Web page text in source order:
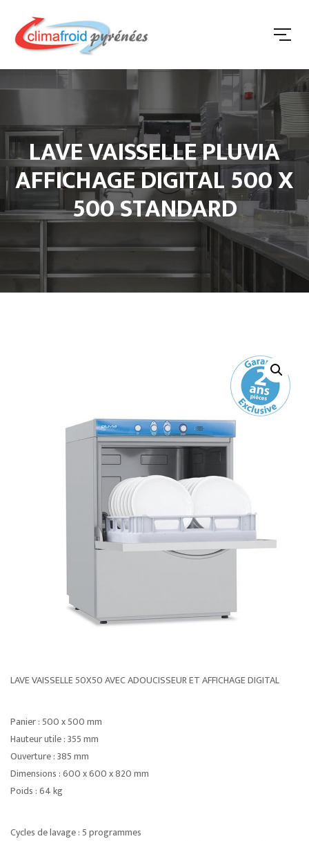
LAVE VAISSELLE PLUVIA
AFFICHAGE DIGITAL 500 X
500 STANDARD
LAVE VAISSELLE 50X50 AVEC ADOUCISSEUR ET AFFICHAGE DIGITAL
Panier : 500 x 500 mm
Hauteur utile : 355 mm
Ouverture : 385 mm
Dimensions : 600 x 600 x 820 mm
Poids : 64 kg
Cycles de lavage : 5 programmes